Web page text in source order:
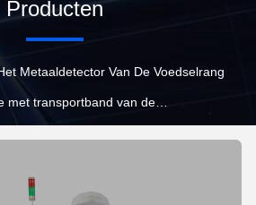
Producten
Metaaldetector Van De Voedselrang
met transportband van de